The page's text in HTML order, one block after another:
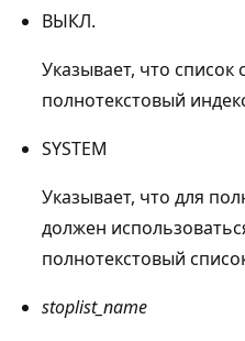
ВЫКЛ.
Указывает, что список
полнотекстовый
SYSTEM
Указывает, что для
должен
полнотекстовый
stoplist_name